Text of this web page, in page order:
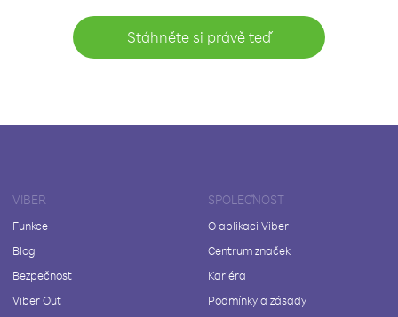
Stáhněte si právě teď
VIBER
Funkce
Blog
Bezpečnost
Viber Out
SPOLEČNOST
O aplikaci Viber
Centrum značek
Kariéra
Podmínky a zásady